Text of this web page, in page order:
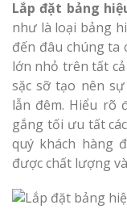
Lắp đặt bảng
như là loại bảng
đến đâu chúng ta
lớn nhỏ trên tất
sặc sỡ tạo nên
lẫn đêm. Hiểu rõ
gắng tối ưu tất
quý khách hàng
được chất lượng